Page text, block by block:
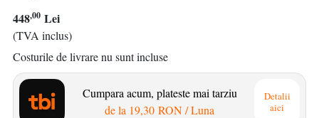
448,00 Lei
(TVA inclus)
Costurile de livrare nu sunt incluse
Cumpara acum, plateste mai tarziu
de la 19,30 RON/ Luna
Detalii
aici